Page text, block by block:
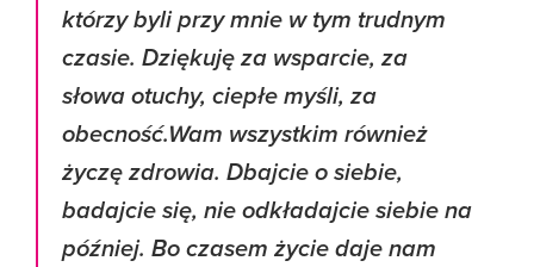
którzy byli przy mnie w tym trudnym
czasie. Dziękuję za wsparcie, za
słowa otuchy, ciepłe myśli, za
obecność.Wam wszystkim również
życzę zdrowia. Dbajcie o siebie,
badajcie się, nie odkładajcie siebie na
później. Bo czasem życie daje nam